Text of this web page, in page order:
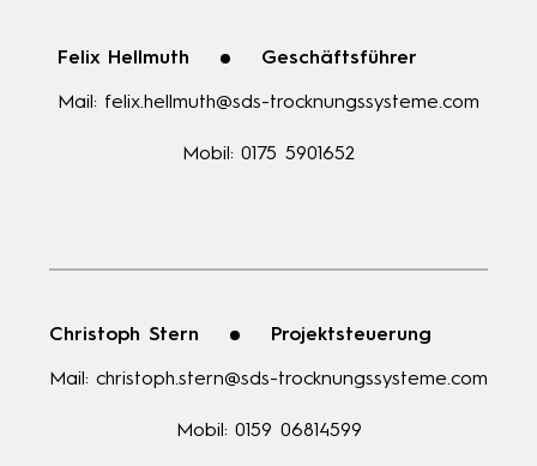
Felix Hellmuth Geschäftsführer
Mail: felix.hellmuth@sds-trocknungssysteme.com
Mobil: 0175 5901652
Christoph Stern Projektsteuerung
Mail: christoph.stern@sds-trocknungssysteme.com
Mobil: 0159 06814599